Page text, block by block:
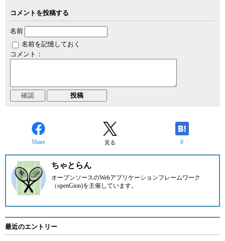
コメントを投稿する
名前
名前を記憶しておく
コメント：
Share 見る 0
ちゃとらん
オープンソースのWebアプリケーションフレームワーク
（openGion)を主催しています。
最近のエントリー